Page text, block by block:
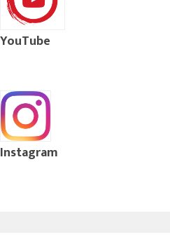
YouTube
Instagram